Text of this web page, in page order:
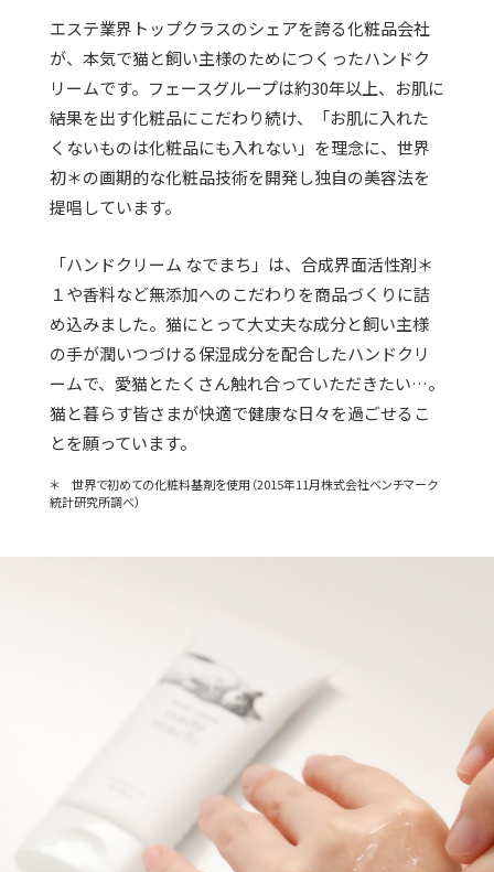
エステ業界トップクラスのシェアを誇る化粧品会社
が、本気で猫と飼い主様のためにつくったハンドク
リームです。フェースグループは約30年以上、お肌に
結果を出す化粧品にこだわり続け、「お肌に入れた
くないものは化粧品にも入れない」を理念に、世界
初＊の画期的な化粧品技術を開発し独自の美容法を
提唱しています。
「ハンドクリーム なでまち」は、合成界面活性剤＊
１や香料など無添加へのこだわりを商品づくりに詰
め込みました。猫にとって大丈夫な成分と飼い主様
の手が潤いつづける保湿成分を配合したハンドクリ
ームで、愛猫とたくさん触れ合っていただきたい…。
猫と暮らす皆さまが快適で健康な日々を過ごせるこ
とを願っています。
＊ 世界で初めての化粧料基剤を使用（2015年11月株式会社ベンチマーク
統計研究所調べ）